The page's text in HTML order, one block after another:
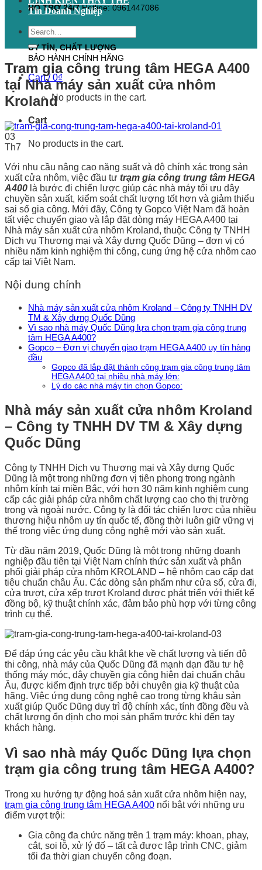
HỖ TRỢ 24/7Hotline: 0961447086
UY TÍN, CHẤT LƯỢNG
BẢO HÀNH CHÍNH HÃNG
Cart /0₫
No products in the cart.
Cart
No products in the cart.
Tin Doanh Nghiệp
Search
for:
Trạm gia công trung tâm HEGA A400
tại Nhà máy sản xuất cửa nhôm
Kroland
03
Th7
Với nhu cầu nâng cao năng suất và độ chính xác trong sản
xuất cửa nhôm, việc đầu tư trạm gia công trung tâm HEGA
A400 là bước đi chiến lược giúp các nhà máy tối ưu dây
chuyền sản xuất, kiểm soát chất lượng tốt hơn và giảm thiểu
sai số gia công. Mới đây, Công ty Gopco Việt Nam đã hoàn
tất việc chuyển giao và lắp đặt dòng máy HEGA A400 tại
Nhà máy sản xuất cửa nhôm Kroland, thuộc Công ty TNHH
Dịch vụ Thương mại và Xây dựng Quốc Dũng – đơn vị có
nhiều năm kinh nghiệm thi công, cung ứng hệ cửa nhôm cao
cấp tại Việt Nam.
Nội dung chính
Nhà máy sản xuất cửa nhôm Kroland – Công ty TNHH DV
TM & Xây dựng Quốc Dũng
Vì sao nhà máy Quốc Dũng lựa chọn trạm gia công trung
tâm HEGA A400?
Gopco – Đơn vị chuyển giao trạm HEGA A400 uy tín hàng
đầu
Gopco đã lắp đặt thành công trạm gia công trung tâm
HEGA A400 tại nhiều nhà máy lớn:
Lý do các nhà máy tin chọn Gopco:
Nhà máy sản xuất cửa nhôm Kroland
– Công ty TNHH DV TM & Xây dựng
Quốc Dũng
Công ty TNHH Dịch vụ Thương mại và Xây dựng Quốc
Dũng là một trong những đơn vị tiên phong trong ngành
nhôm kính tại miền Bắc, với hơn 30 năm kinh nghiệm cung
cấp các giải pháp cửa nhôm chất lượng cao cho thị trường
trong và ngoài nước. Công ty là đối tác chiến lược của nhiều
thương hiệu nhôm uy tín quốc tế, đồng thời luôn giữ vững vị
thế trong việc ứng dụng công nghệ mới vào sản xuất.
Từ đầu năm 2019, Quốc Dũng là một trong những doanh
nghiệp đầu tiên tại Việt Nam chính thức sản xuất và phân
phối giải pháp cửa nhôm KROLAND – hệ nhôm cao cấp đạt
tiêu chuẩn châu Âu. Các dòng sản phẩm như cửa sổ, cửa đi,
cửa trượt, cửa xếp trượt Kroland được phát triển với thiết kế
đồng bộ, kỹ thuật chính xác, đảm bảo phù hợp với từng công
trình cụ thể.
Để đáp ứng các yêu cầu khắt khe về chất lượng và tiến độ
thi công, nhà máy của Quốc Dũng đã mạnh dạn đầu tư hệ
thống máy móc, dây chuyền gia công hiện đại chuẩn châu
Âu, được kiểm định trực tiếp bởi chuyên gia kỹ thuật của
hãng. Việc ứng dụng công nghệ cao trong từng khâu sản
xuất giúp Quốc Dũng duy trì độ chính xác, tính đồng đều và
chất lượng ổn định cho mọi sản phẩm trước khi đến tay
khách hàng.
Vì sao nhà máy Quốc Dũng lựa chọn
trạm gia công trung tâm HEGA A400?
Trong xu hướng tự động hoá sản xuất cửa nhôm hiện nay,
trạm gia công trung tâm HEGA A400 nổi bật với những ưu
điểm vượt trội:
Gia công đa chức năng trên 1 trạm máy: khoan, phay,
cắt, soi lỗ, xử lý đố – tất cả được lập trình CNC, giảm
tối đa thời gian chuyển công đoạn.